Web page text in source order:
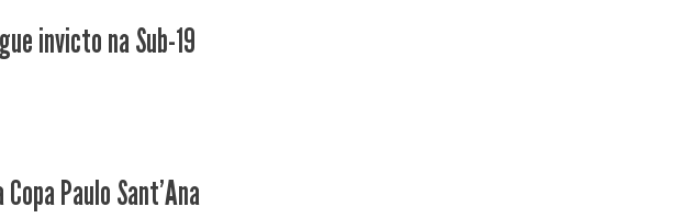
invicto na Sub-19
Paulo Sant'Ana